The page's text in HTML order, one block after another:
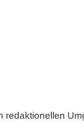
redaktionellen